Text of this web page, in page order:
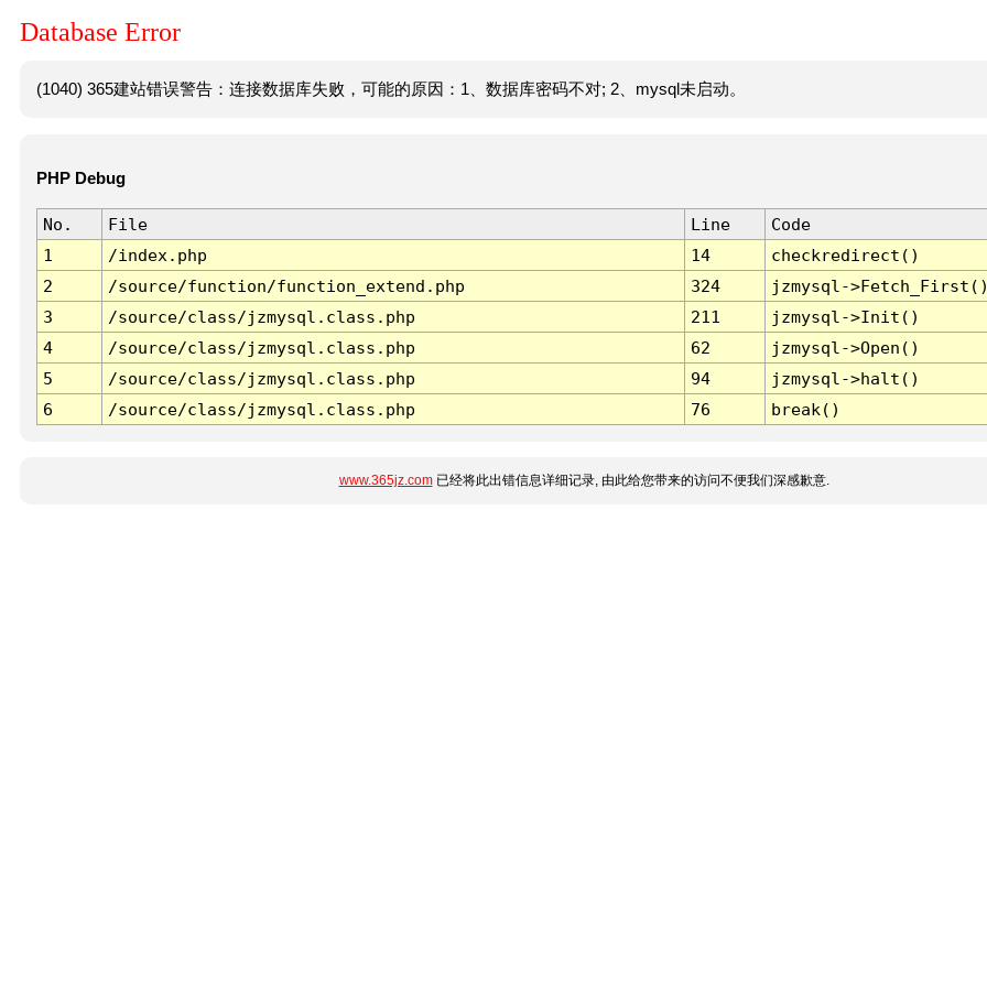
Database Error
(1040) 365建站错误警告：连接数据库失败，可能的原因：1、数据库密码不对; 2、mysql未启动。
PHP Debug
No. File Line
Code
1
/index.php 14
checkredirect()
2
/source/function/function_extend.php 324
jzmysql-
3
/source/class/jzmysql.class.php 211
jzmysql->Init()
4
/source/class/jzmysql.class.php 62
jzmysql->Open()
5
/source/class/jzmysql.class.php 94
jzmysql->halt()
6
/source/class/jzmysql.class.php 76 break()
www.365jz.com已经将此出错信息详细记录, 由此给您带来的访问不便我们深感歉意.